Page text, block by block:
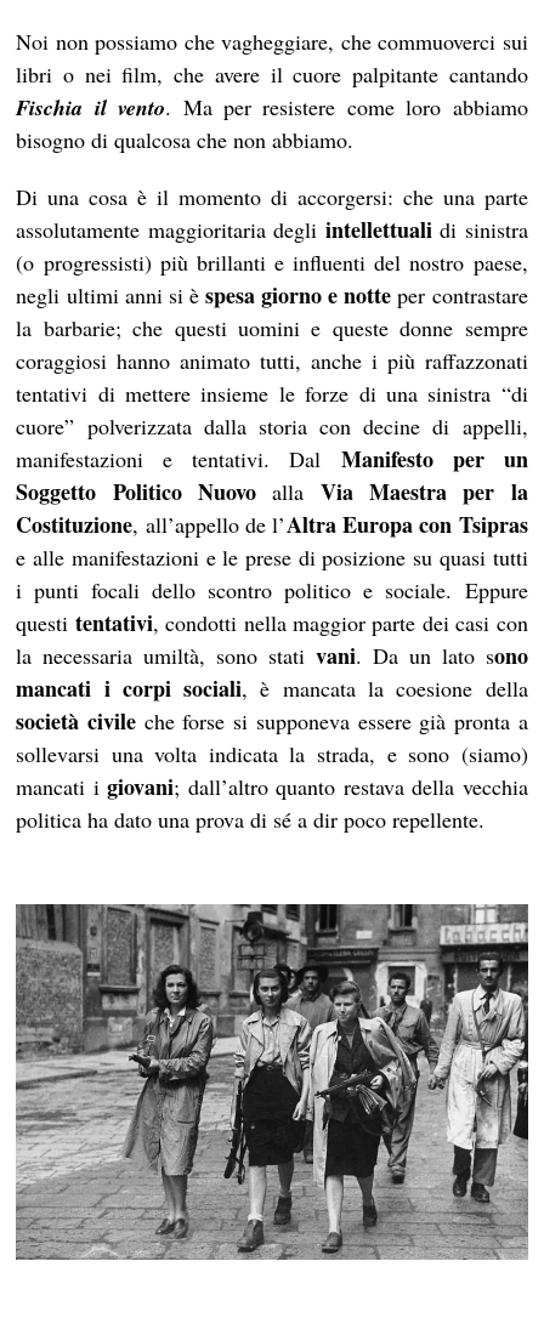
Noi non possiamo che vagheggiare, che commuoverci sui
libri o nei film, che avere il cuore palpitante cantando
Fischia il vento. Ma per resistere come loro abbiamo
bisogno di qualcosa che non abbiamo.
Di una cosa è il momento di accorgersi: che una parte
assolutamente maggioritaria degli intellettuali di sinistra
(o progressisti) più brillanti e influenti del nostro paese,
negli ultimi anni si è spesa giorno e notte per contrastare
la barbarie; che questi uomini e queste donne sempre
coraggiosi hanno animato tutti, anche i più raffazzonati
tentativi di mettere insieme le forze di una sinistra “di
cuore” polverizzata dalla storia con decine di appelli,
manifestazioni e tentativi. Dal Manifesto per un
Soggetto Politico Nuovo alla Via Maestra per la
Costituzione, all’appello de l’Altra Europa con Tsipras
e alle manifestazioni e le prese di posizione su quasi tutti
i punti focali dello scontro politico e sociale. Eppure
questi tentativi, condotti nella maggior parte dei casi con
la necessaria umiltà, sono stati vani. Da un lato sono
mancati i corpi sociali, è mancata la coesione della
società civile che forse si supponeva essere già pronta a
sollevarsi una volta indicata la strada, e sono (siamo)
mancati igiovani; dall’altro quanto restava della vecchia
politica ha dato una prova di sé a dir poco repellente.